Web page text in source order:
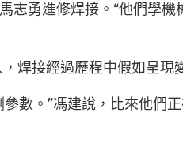
志勇進修焊接。“他們學
焊接經過歷程中假如呈
數。”馮建說，比來他